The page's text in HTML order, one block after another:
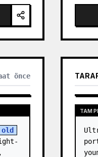
önce
TAM